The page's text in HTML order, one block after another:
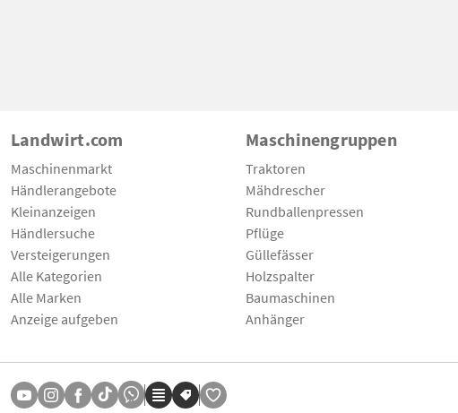
Landwirt.com
Maschinenmarkt
Händlerangebote
Kleinanzeigen
Händlersuche
Versteigerungen
Alle Kategorien
Alle Marken
Anzeige aufgeben
Maschinengruppen
Traktoren
Mähdrescher
Rundballenpressen
Pflüge
Güllefässer
Holzspalter
Baumaschinen
Anhänger